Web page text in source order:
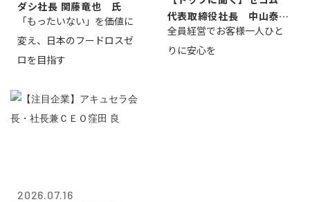
ダシ社長 関藤竜也 氏
「もったいない」を価値に
変え、日本のフードロスゼ
ロを目指す
代表取締役社長 中山泰
男
全員経営でお客様一人ひと
りに安心を
2026.07.16